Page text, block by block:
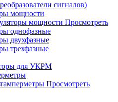
сигналов)
мощности
мощности Просмотреть
однофазные
двухфазные
трехфазные
для УКРМ
Просмотреть